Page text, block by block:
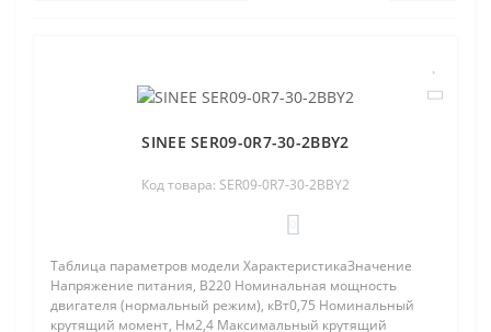
SINEE SER09-0R7-30-2BBY2
Код товара: SER09-0R7-30-2BBY2
Таблица параметров модели ХарактеристикаЗначение
Напряжение питания, В220 Номинальная мощность
двигателя (нормальный режим), кВт0,75 Номинальный
крутящий момент, Нм2,4 Максимальный крутящий